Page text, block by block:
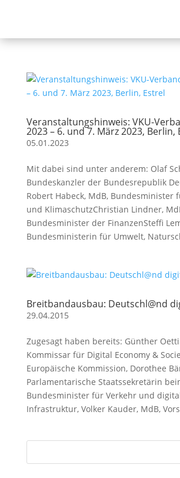
Veranstaltungshinweis: VKU-
2023 – 6. und 7. März 2023, Berlin,
05.01.2023
Mit dabei sind unter anderem: Olaf
Bundeskanzler der Bundesrepublik
Robert Habeck, MdB, Bundesminister
und KlimaschutzChristian Lindner,
Bundesminister der FinanzenSteffi
Bundesministerin für Umwelt,
Breitbandausbau: Deutschl@nd
29.04.2015
Zugesagt haben bereits: Günther
Kommissar für Digital Economy &
Europäische Kommission, Dorothee
Parlamentarische Staatssekretärin
Bundesminister für Verkehr und
Infrastruktur, Volker Kauder, MdB,